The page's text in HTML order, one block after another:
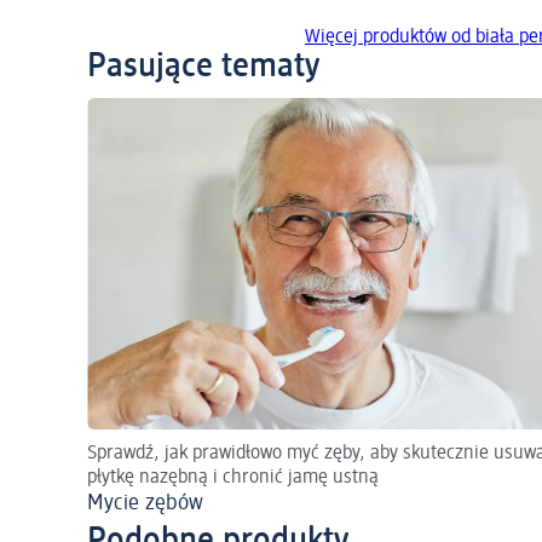
Więcej produktów od biała
Pasujące tematy
Sprawdź, jak prawidłowo myć zęby, aby skutecznie
płytkę nazębną i chronić jamę ustną
Mycie zębów